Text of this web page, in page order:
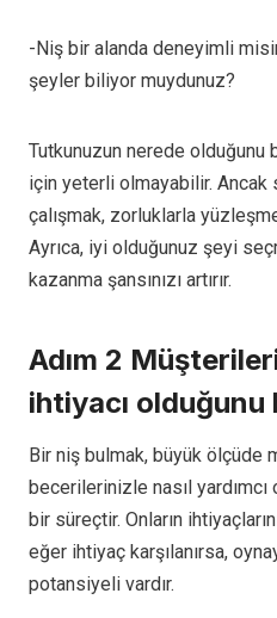
-Niş bir alanda deneyimli
şeyler biliyor muydunuz?
Tutkunuzun nerede olduğunu
için yeterli olmayabilir.
çalışmak, zorluklarla
Ayrıca, iyi olduğunuz şeyi
kazanma şansınızı artırır.
Adım 2
ihtiyacı olduğunu
Bir niş bulmak, büyük ölçüde
becerilerinizle nasıl
bir süreçtir. Onların
eğer ihtiyaç karşılanırsa,
potansiyeli vardır.